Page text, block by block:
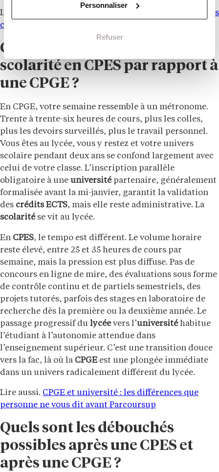
Personnaliser
Refuser
Lire aussi.
Quel profil pour entrer en CPGE ? Ce que les
commissions cherchent vraiment
Comment se déroule la
scolarité en CPES par rapport à
une CPGE ?
En CPGE, votre semaine ressemble à un métronome.
Trente à trente-six heures de cours, plus les colles,
plus les devoirs surveillés, plus le travail personnel.
Vous êtes au lycée, vous y restez et votre univers
scolaire pendant deux ans se confond largement avec
celui de votre classe. L’inscription parallèle
obligatoire à une universitépartenaire, généralement
formalisée avant la mi-janvier, garantit la validation
des crédits ECTS, mais elle reste administrative. La
scolaritése vit au lycée.
En CPES, le tempo est différent. Le volume horaire
reste élevé, entre 25 et 35 heures de cours par
semaine, mais la pression est plus diffuse. Pas de
concours en ligne de mire, des évaluations sous forme
de contrôle continu et de partiels semestriels, des
projets tutorés, parfois des stages en laboratoire de
recherche dès la première ou la deuxième année. Le
passage progressif du lycéevers l’universitéhabitue
l’étudiant à l’autonomie attendue dans
l’enseignement supérieur. C’est une transition douce
vers la fac, là où la CPGEest une plongée immédiate
dans un univers radicalement différent du lycée.
Lire aussi. CPGE et université : les différences que
personne ne vous dit avant Parcoursup
Quels sont les débouchés
possibles après une CPES et
après une CPGE ?